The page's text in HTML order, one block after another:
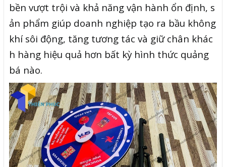
bền vượt trội và khả năng vận hành ổn định, s
ản phẩm giúp doanh nghiệp tạo ra bầu không
khí sôi động, tăng tương tác và giữ chân khác
h hàng hiệu quả hơn bất kỳ hình thức quảng
bá nào.